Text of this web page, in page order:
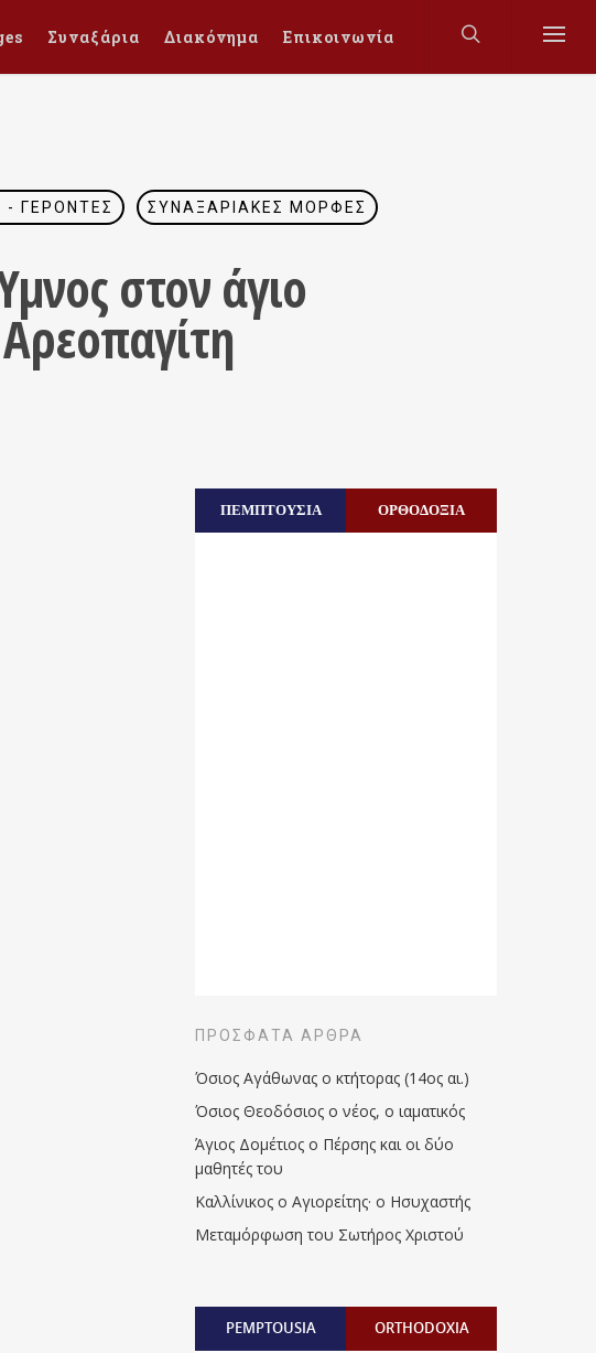
Συναξάρια Διακόνημα Επικοινωνία
- ΓΈΡΟΝΤΕΣ ΣΥΝΑΞΑΡΙΑΚΈΣ ΜΟΡΦΈΣ
στον άγιο
ΠΕΜΠΤΟΥΣΙΑ ΟΡΘΟΔΟΞΙΑ
ΠΡΌΣΦΑΤΑ ΆΡΘΡΑ
Όσιος Αγάθωνας ο κτήτορας (14ος αι.)
Όσιος Θεοδόσιος ο νέος, ο ιαματικός
Άγιος Δομέτιος ο Πέρσης και οι δύο
μαθητές του
Καλλίνικος ο Αγιορείτης · ο Ησυχαστής
Μεταμόρφωση του Σωτήρος Χριστού
PEMPTOUSIA ORTHODOXIA